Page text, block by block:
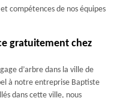
compétences de nos équipes
gratuitement chez
d’arbre dans la ville de
à notre entreprise Baptiste
dans cette ville, nous